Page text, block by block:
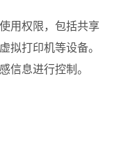
用权限，包括共享
拟打印机等设备。
信息进行控制。